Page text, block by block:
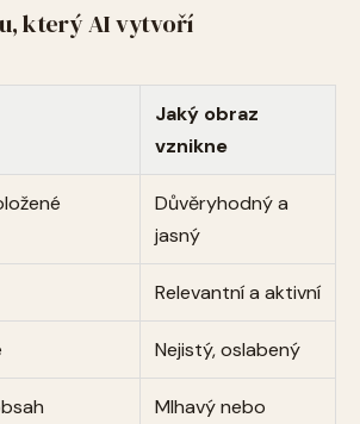
který AI vytvoří
Jaký obraz
vznikne
Důvěryhodný a
jasný
Relevantní a aktivní
Nejistý, oslabený
Mlhavý nebo